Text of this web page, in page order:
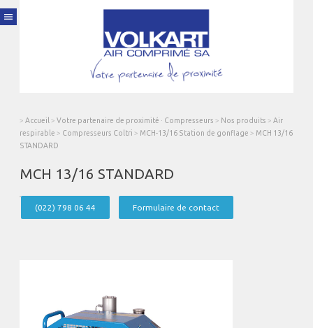
menu
> Accueil > Votre partenaire de proximité · Compresseurs > Nos produits > Air
respirable > Compresseurs Coltri > MCH-13/16 Station de gonflage > MCH 13/16
STANDARD
MCH 13/16 STANDARD
(022) 798 06 44 Formulaire de contact